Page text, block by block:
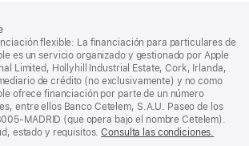
flexible: La financiación para particulares de
es un servicio organizado y gestionado por Apple
Limited, Hollyhill Industrial Estate, Cork, Irlanda,
de crédito (no exclusivamente) y no como
ofrece financiación por parte de un número
entre ellos Banco Cetelem, S.A.U. Paseo de los
MADRID (que opera bajo el nombre Cetelem).
estado y requisitos.Consulta las condiciones.